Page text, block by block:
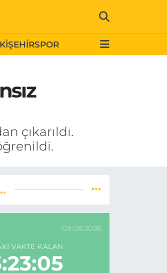
çıkarıldı.
09.08.2026
VAKTE KALAN